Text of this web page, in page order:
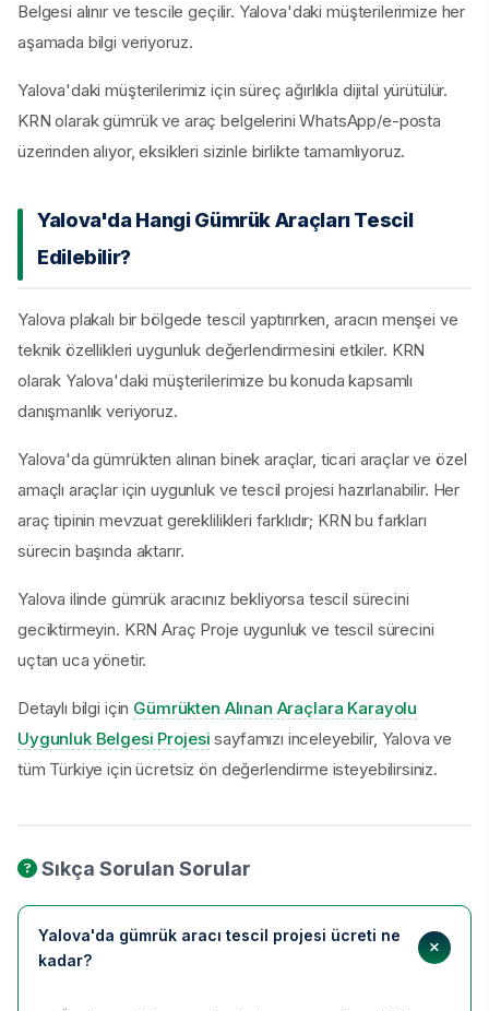
Belgesi alınır ve tescile geçilir. Yalova'daki müşterilerimize her
aşamada bilgi veriyoruz.
Yalova'daki müşterilerimiz için süreç ağırlıkla dijital yürütülür.
KRN olarak gümrük ve araç belgelerini WhatsApp/e-posta
üzerinden alıyor, eksikleri sizinle birlikte tamamlıyoruz.
Yalova'da Hangi Gümrük Araçları Tescil
Edilebilir?
Yalova plakalı bir bölgede tescil yaptırırken, aracın menşei ve
teknik özellikleri uygunluk değerlendirmesini etkiler. KRN
olarak Yalova'daki müşterilerimize bu konuda kapsamlı
danışmanlık veriyoruz.
Yalova'da gümrükten alınan binek araçlar, ticari araçlar ve özel
amaçlı araçlar için uygunluk ve tescil projesi hazırlanabilir. Her
araç tipinin mevzuat gereklilikleri farklıdır; KRN bu farkları
sürecin başında aktarır.
Yalova ilinde gümrük aracınız bekliyorsa tescil sürecini
geciktirmeyin. KRN Araç Proje uygunluk ve tescil sürecini
uçtan uca yönetir.
Detaylı bilgi için Gümrükten Alınan Araçlara Karayolu
Uygunluk Belgesi Projesi sayfamızı inceleyebilir, Yalova ve
tüm Türkiye için ücretsiz ön değerlendirme isteyebilirsiniz.
Sıkça Sorulan Sorular
Yalova'da gümrük aracı tescil projesi ücreti ne
kadar?